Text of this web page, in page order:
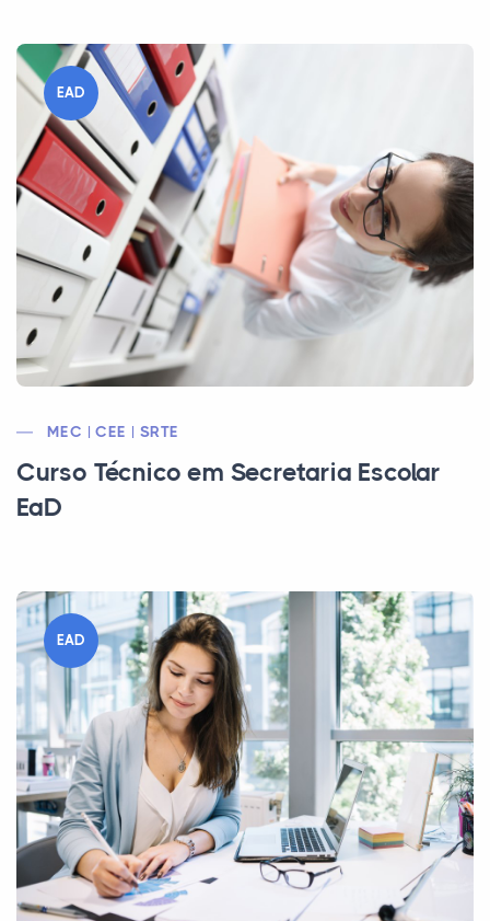
EAD
MEC | CEE | SRTE
Curso Técnico em Secretaria Escolar
EaD
EAD